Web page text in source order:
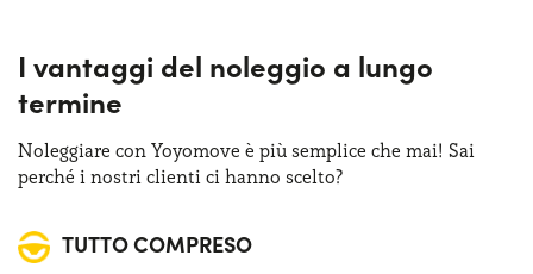
Alimentazione:Ibrido
Cambio: Manuale
Posti auto:4
Altezza: 149 cm
Bagagliaio (max):
Bagagliaio (min): 185 lt
I vantaggi del noleggio a lungo
termine
Noleggiare con Yoyomove è più semplice che mai! Sai
perché i nostri clienti ci hanno scelto?
TUTTO COMPRESO